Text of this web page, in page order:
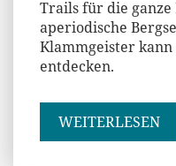
Trails für die ganze
aperiodische
Klammgeister
entdecken.
WEITERLESEN